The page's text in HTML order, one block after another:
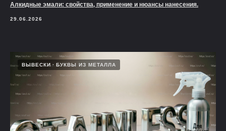
Алкидные эмали: свойства, применение и нюансы нанесения.
29.06.2026
ВЫВЕСКИ БУКВЫ ИЗ МЕТАЛЛА